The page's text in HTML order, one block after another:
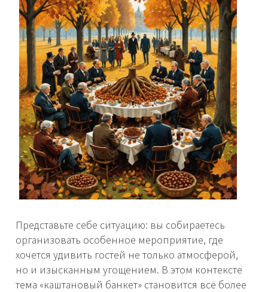
Представьте себе ситуацию: вы собираетесь
организовать особенное мероприятие, где
хочется удивить гостей не только атмосферой,
но и изысканным угощением. В этом контексте
тема «каштановый банкет» становится всё более